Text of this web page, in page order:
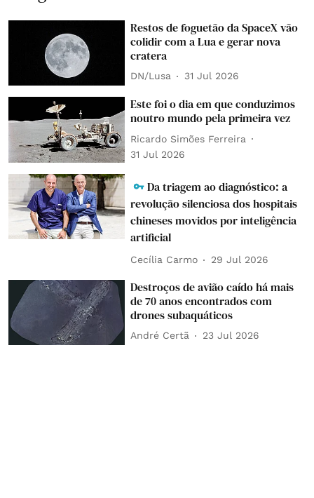
Restos de foguetão da SpaceX vão
colidir com a Lua e gerar nova
cratera
DN/Lusa 31 Jul 2026
Este foi o dia em que conduzimos
noutro mundo pela primeira vez
Ricardo Simões Ferreira
31 Jul 2026
Da triagem ao diagnóstico: a
revolução silenciosa dos hospitais
chineses movidos por inteligência
artificial
Cecília Carmo 29 Jul 2026
Destroços de avião caído há mais
de 70 anos encontrados com
drones subaquáticos
André Certã 23 Jul 2026